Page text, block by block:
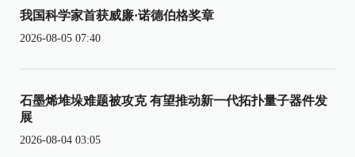
我国科学家首获威廉·诺德伯格奖章
2026-08-05 07:40
石墨烯堆垛难题被攻克 有望推动新一代拓扑量子器件发
展
2026-08-04 03:05